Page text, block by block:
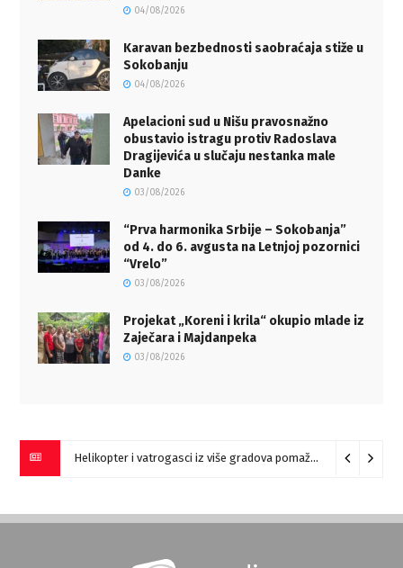
04/08/2026
Karavan bezbednosti saobraćaja stiže u
Sokobanju
04/08/2026
Apelacioni sud u Nišu pravosnažno
obustavio istragu protiv Radoslava
Dragijevića u slučaju nestanka male
Danke
03/08/2026
“Prva harmonika Srbije – Sokobanja”
od 4. do 6. avgusta na Letnjoj pozornici
“Vrelo”
03/08/2026
Projekat „Koreni i krila“ okupio mlade iz
Zaječara i Majdanpeka
03/08/2026
Helikopter i vatrogasci iz više gradova pomažu u gašenju požara na istoku Srbije (VIDEO)